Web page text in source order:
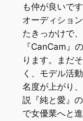
も仲が良いで
オーディショ
たきっかけで
『CanCam』
ります。まだ
く、モデル活
名度が上がり
説『純と愛』
で女優業へと